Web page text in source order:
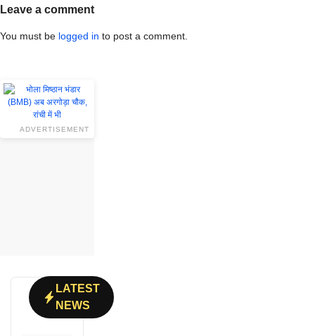
Leave a comment
You must be logged in to post a comment.
ADVERTISEMENT
LATEST
NEWS